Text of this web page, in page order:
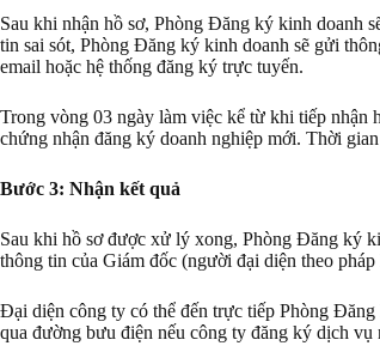
Sau khi nhận hồ sơ, Phòng Đăng ký kinh doanh
tin sai sót, Phòng Đăng ký kinh doanh sẽ gửi
email hoặc hệ thống đăng ký trực tuyến.
Trong vòng 03 ngày làm việc kể từ khi tiếp nhận
chứng nhận đăng ký doanh nghiệp mới. Thời
Bước 3: Nhận kết quả
Sau khi hồ sơ được xử lý xong, Phòng Đăng ký
thông tin của Giám đốc (người đại diện theo
Đại diện công ty có thể đến trực tiếp Phòng
qua đường bưu điện nếu công ty đăng ký dịch vụ